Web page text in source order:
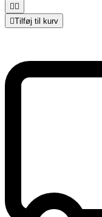
 
Tilføj til kurv